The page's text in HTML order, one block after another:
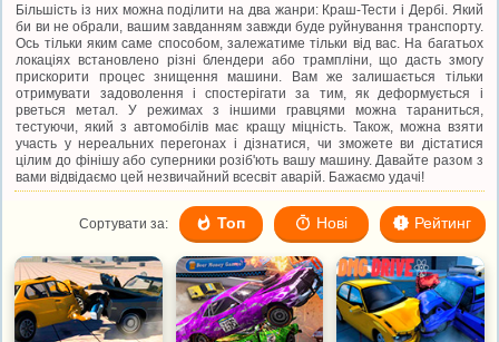
Більшість із них можна поділити на два жанри: Краш-Тести і Дербі. Який
би ви не обрали, вашим завданням завжди буде руйнування транспорту.
Ось тільки яким саме способом, залежатиме тільки від вас. На багатьох
локаціях встановлено різні блендери або трампліни, що дасть змогу
прискорити процес знищення машини. Вам же залишається тільки
отримувати задоволення і спостерігати за тим, як деформується і
рветься метал. У режимах з іншими гравцями можна тараниться,
тестуючи, який з автомобілів має кращу міцність. Також, можна взяти
участь у нереальних перегонах і дізнатися, чи зможете ви дістатися
цілим до фінішу або суперники розіб'ють вашу машину. Давайте разом з
вами відвідаємо цей незвичайний всесвіт аварій. Бажаємо удачі!
Сортувати за: Топ Нові Рейтинг